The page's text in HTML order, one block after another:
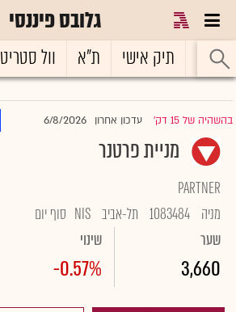
גלובס פיננסי
ראשי תיק אישי ת"א וול סטריט
בהשהיה של 15 דק' |עדכון אחרון 6/8/2026
מניית פרטנר
PARTNER
מניה 1083484 תל-אביב NIS סוף יום
שער
3,660
שינוי
-0.57%